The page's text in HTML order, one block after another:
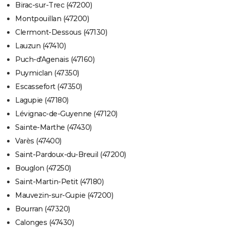
Birac-sur-Trec (47200)
Montpouillan (47200)
Clermont-Dessous (47130)
Lauzun (47410)
Puch-d'Agenais (47160)
Puymiclan (47350)
Escassefort (47350)
Lagupie (47180)
Lévignac-de-Guyenne (47120)
Sainte-Marthe (47430)
Varès (47400)
Saint-Pardoux-du-Breuil (47200)
Bouglon (47250)
Saint-Martin-Petit (47180)
Mauvezin-sur-Gupie (47200)
Bourran (47320)
Calonges (47430)